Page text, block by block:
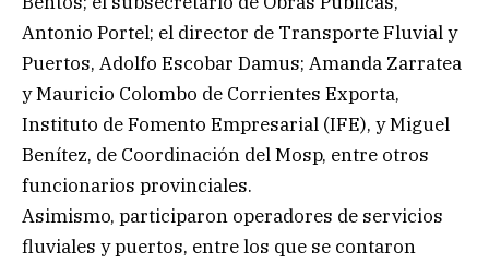
Antonio Portel; el director de Transporte Fluvial y
Puertos, Adolfo Escobar Damus; Amanda Zarratea
y Mauricio Colombo de Corrientes Exporta,
Instituto de Fomento Empresarial (IFE), y Miguel
Benítez, de Coordinación del Mosp, entre otros
funcionarios provinciales.
Asimismo, participaron operadores de servicios
fluviales y puertos, entre los que se contaron